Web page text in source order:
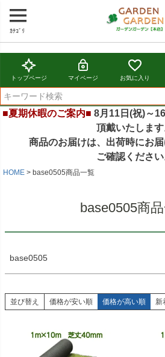
ｶﾃｺﾞﾘ
トップページ マイページ お気に入り
■夏期休暇のご案内■ 8月11日(祝)～
頂戴いたします
商品のお届けは、出荷時にお届
ご確認ください
HOME base0505商品一覧
base0505商
base0505
予約商品
予約商品のみを表示
新着順
登録順
価格が高い順
キーワードヒット順
検索
並び替え 価格が安い順 価格が高い順 新